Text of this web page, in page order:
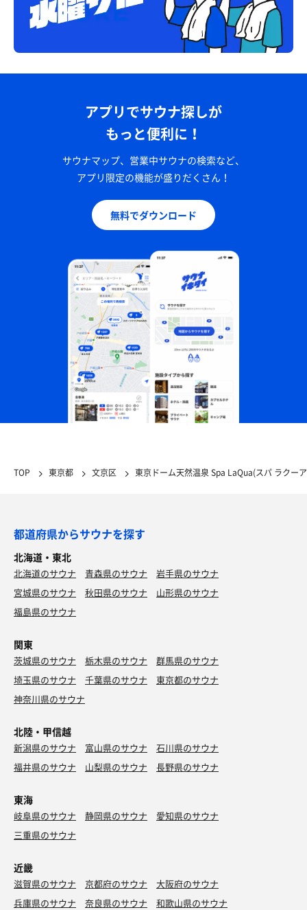
アプリでサウナ探しが
もっと便利に！
サウナマップ、営業中サウナの検索など、
アプリ限定の機能が盛りだくさん！
無料でダウンロード
TOP 東京都 文京区 東京ドーム天然温泉 Spa LaQua(スパ ラクー
都道府県からサウナを探す
北海道・東北
北海道のサウナ 青森県のサウナ
岩手県のサウナ
宮城県のサウナ
秋田県のサウナ
山形県のサウナ
福島県のサウナ
関東
茨城県のサウナ 栃木県のサウナ
群馬県のサウナ
埼玉県のサウナ
千葉県のサウナ
東京都のサウナ
神奈川県のサウナ
北陸・甲信越
新潟県のサウナ 富山県のサウナ
石川県のサウナ
福井県のサウナ
山梨県のサウナ 長野県のサウナ
東海
岐阜県のサウナ 静岡県のサウナ
愛知県のサウナ
三重県のサウナ
近畿
滋賀県のサウナ 京都府のサウナ
大阪府のサウナ
兵庫県のサウナ
奈良県のサウナ 和歌山県のサウナ